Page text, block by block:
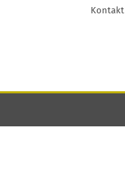
Kontakt